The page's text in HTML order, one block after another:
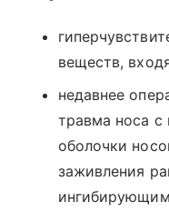
веществ,
недавнее
травма носа с
оболочки
заживления